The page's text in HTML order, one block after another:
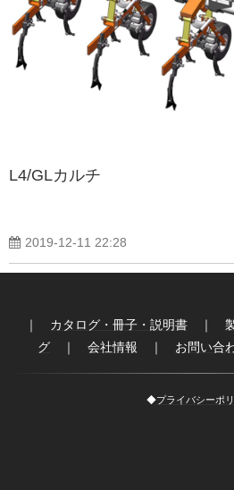
会社情報
採用情報
更新履歴
製品紹介ブロ
L4/GLカルチ
2019-12-11 22:28
｜ カタログ・冊子・説明書 ｜
グ ｜ 会社情報 ｜ お問い合
◆プライバシーポ